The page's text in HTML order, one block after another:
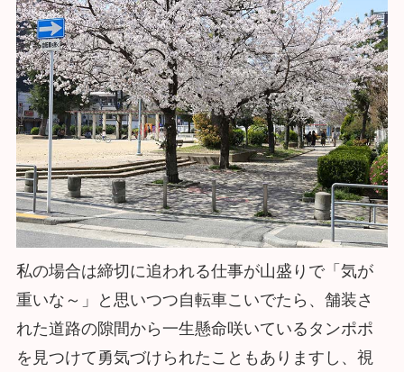
私の場合は締切に追われる仕事が山盛りで「気が
重いな～」と思いつつ自転車こいでたら、舗装さ
れた道路の隙間から一生懸命咲いているタンポポ
を見つけて勇気づけられたこともありますし、視